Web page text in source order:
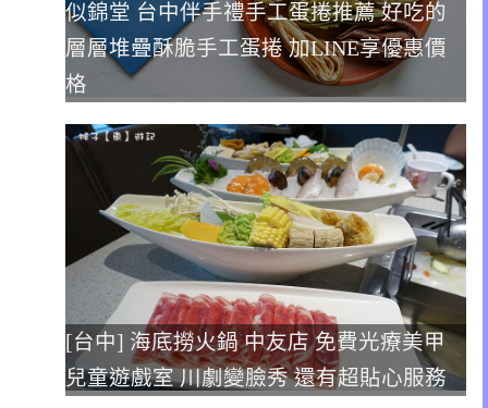
似錦堂 台中伴手禮手工蛋捲推薦 好吃的
層層堆疊酥脆手工蛋捲 加LINE享優惠價
格
[台中] 海底撈火鍋 中友店 免費光療美甲
兒童遊戲室 川劇變臉秀 還有超貼心服務